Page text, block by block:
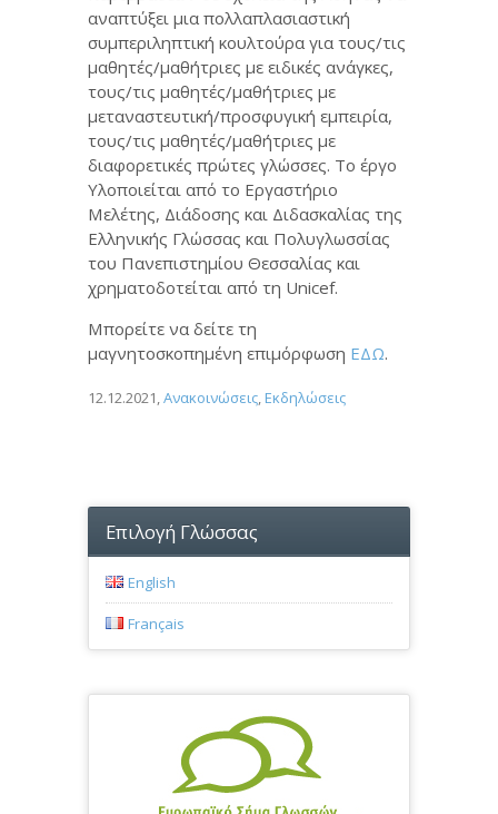
αναπτύξει μια πολλαπλασιαστική
συμπεριληπτική κουλτούρα για τους/τις
μαθητές/μαθήτριες με ειδικές ανάγκες,
τους/τις μαθητές/μαθήτριες με
μεταναστευτική/προσφυγική εμπειρία,
τους/τις μαθητές/μαθήτριες με
διαφορετικές πρώτες γλώσσες. Το έργο
Υλοποιείται από το Εργαστήριο
Μελέτης, Διάδοσης και Διδασκαλίας της
Ελληνικής Γλώσσας και Πολυγλωσσίας
του Πανεπιστημίου Θεσσαλίας και
χρηματοδοτείται από τη Unicef.
Μπορείτε να δείτε τη
μαγνητοσκοπημένη επιμόρφωση ΕΔΩ.
12.12.2021,Ανακοινώσεις, Εκδηλώσεις
Επιλογή Γλώσσας
English
Français